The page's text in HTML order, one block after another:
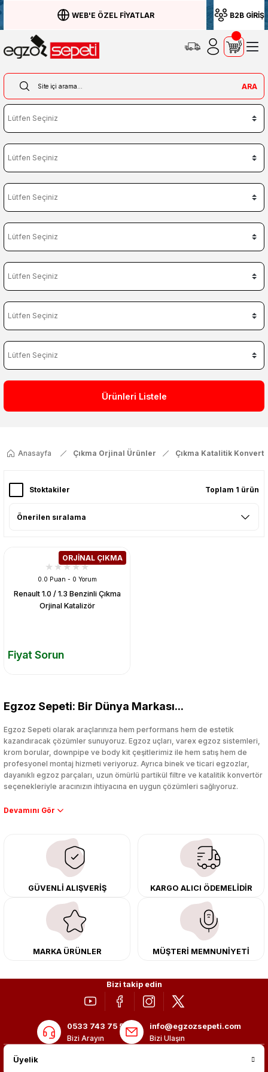
WEB'E ÖZEL FİYATLAR B2B GİRİŞ
ARA
Ürünleri Listele
Anasayfa Çıkma Orjinal Ürünler Çıkma Katalitik
Stoktakiler Toplam 1 ürün
ORJİNAL ÇIKMA
0.0 Puan - 0 Yorum
Renault 1.0 / 1.3 Benzinli Çıkma
Orjinal Katalizör
Fiyat Sorun
Egzoz Sepeti: Bir Dünya Markası...
Egzoz Sepeti olarak araçlarınıza hem performans hem de estetik
kazandıracak çözümler sunuyoruz. Egzoz uçları, varex egzoz sistemleri,
krom borular, downpipe ve body kit çeşitlerimiz ile hem satış hem de
profesyonel montaj hizmeti veriyoruz. Ayrıca binek ve ticari egzozlar,
dayanıklı egzoz parçaları, uzun ömürlü partikül filtre ve katalitik konvertör
seçenekleriyle aracınızın ihtiyacına en uygun çözümleri sağlıyoruz.
Performans artışı isteyen sürücüler için özel performans egzozları ve
çıkma orijinal ürünler ile yenileyebilir, body kit uygulamalarıyla aracınızın
tasarımını ve aerodinamisini üst seviyeye taşıyabilirsiniz.
Tüm ürünlerimiz orijinal, dayanıklı ve uzun ömürlüdür. İstanbul’daki montaj
merkezimizde profesyonel montaj yapıyor, Türkiye’nin her yerine güvenli
kargo ile teslimat gerçekleştiriyoruz. Aracınıza değer katmak için doğru
adres: Egzoz Sepeti.
GÜVENLİ ALIŞVERİŞ KARGO ALICI ÖDEMELİDİR
MARKA ÜRÜNLER MÜŞTERİ MEMNUNİYETİ
Bizi takip edin
0533 743 75 56
Bizi Arayın
info@egzozsepeti.com
Bizi Ulaşın
Üyelik